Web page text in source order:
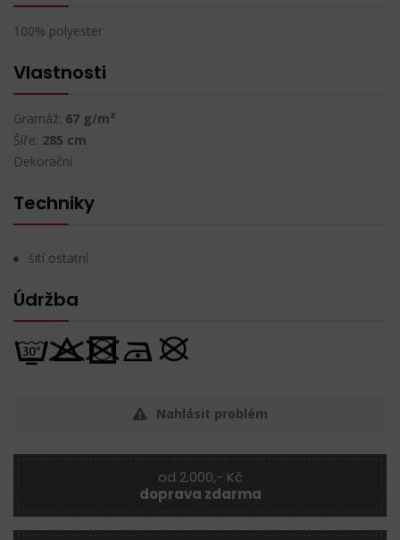
100% polyester
Vlastnosti
Gramáž: 67 g/m²
Šíře: 285 cm
Dekorační
Techniky
šití ostatní
Údržba
Nahlásit problém
od 2.000,- Kč
doprava zdarma